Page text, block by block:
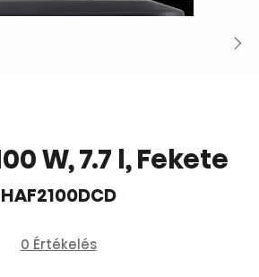
W, 7.7 l, Fekete
HAF2100DCD
0 Értékelés